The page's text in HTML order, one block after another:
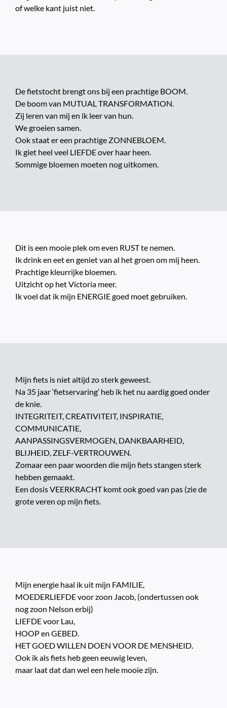
of welke kant juist niet.
De fietstocht brengt ons bij een prachtige BOOM.
De boom van MUTUAL TRANSFORMATION.
Zij leren van mij en ik leer van hun.
We groeien samen.
Ook staat er een prachtige ZONNEBLOEM.
Ik giet heel veel LIEFDE over haar heen.
Sommige bloemen moeten nog uitkomen.
Dit is een mooie plek om even RUST te nemen.
Ik drink en eet en geniet van al het groen om mij heen.
Prachtige kleurrijke bloemen.
Uitzicht op het Victoria meer.
Ik voel dat ik mijn ENERGIE goed moet gebruiken.
Mijn fiets is niet altijd zo sterk geweest.
Na 35 jaar ‘fietservaring’ heb ik het nu aardig goed onder
de knie.
INTEGRITEIT, CREATIVITEIT, INSPIRATIE,
COMMUNICATIE,
AANPASSINGSVERMOGEN, DANKBAARHEID,
BLIJHEID, ZELF-VERTROUWEN.
Zomaar een paar woorden die mijn fiets stangen sterk
hebben gemaakt.
Een dosis VEERKRACHT komt ook goed van pas (zie de
grote veren op mijn fiets.
Mijn energie haal ik uit mijn FAMILIE,
MOEDERLIEFDE voor zoon Jacob, (ondertussen ook
nog zoon Nelson erbij)
LIEFDE voor Lau,
HOOP en GEBED.
HET GOED WILLEN DOEN VOOR DE MENSHEID.
Ook ik als fiets heb geen eeuwig leven,
maar laat dat dan wel een hele mooie zijn.